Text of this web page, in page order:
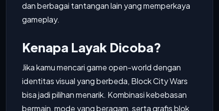
dan berbagai tantangan lain yang memperkaya
gameplay.
Kenapa Layak Dicoba?
Jika kamu mencari game open-world dengan
identitas visual yang berbeda, Block City Wars
bisa jadi pilihan menarik. Kombinasi kebebasan
bermain, mode yang beragam, serta grafis blok